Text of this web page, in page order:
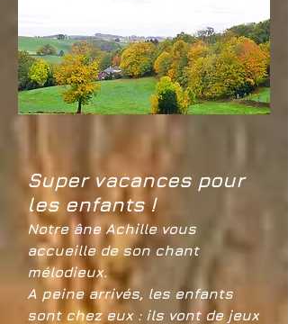
Super vacances pour
les enfants !
Notre âne Achille vous
accueille de son chant
mélodieux.
A peine arrivés, les enfants
sont chez eux : ils vont de jeux